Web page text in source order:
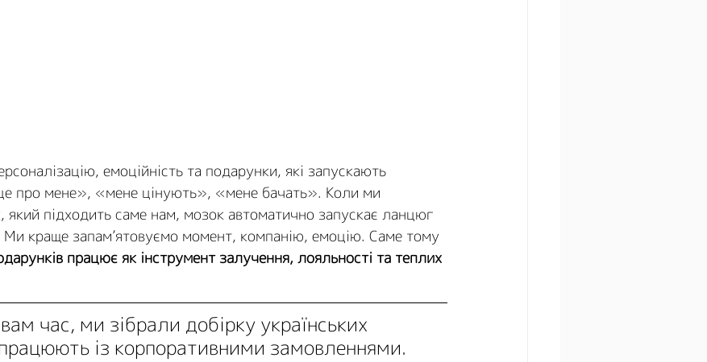
емоційність та подарунки, які запускають
про мене», «мене цінують», «мене бачать». Коли ми
підходить саме нам, мозок автоматично запускає ланцюг
Ми краще запам’ятовуємо момент, компанію, емоцію. Саме тому
працює як інструмент залучення, лояльності та теплих
час, ми зібрали добірку українських
із корпоративними замовленнями.